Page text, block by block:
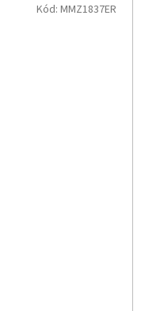
Kód: MMZ1837ER